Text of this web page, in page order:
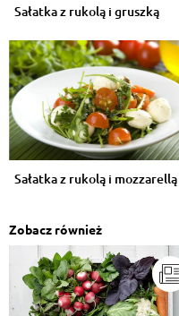
Sałatka z rukolą i gruszką
Sałatka z rukolą i mozzarellą
Zobacz również